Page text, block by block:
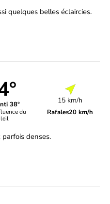
quelques belles éclaircies.
38°
du
15 km/h
Rafales20 km/h
denses.